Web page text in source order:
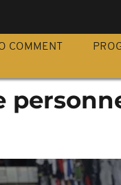
COMMENT